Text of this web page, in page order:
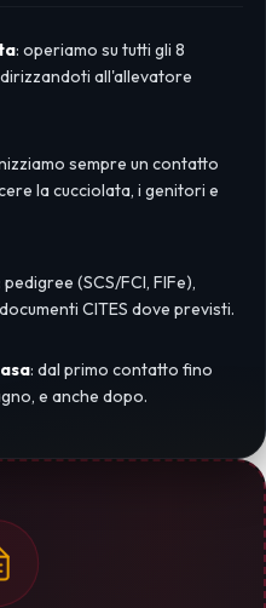
: operiamo su tutti gli 8
all'allevatore
sempre un contatto
la cucciolata, i genitori e
: pedigree (SCS/FCI, FIFe),
CITES dove previsti.
: dal primo contatto fino
e anche dopo.